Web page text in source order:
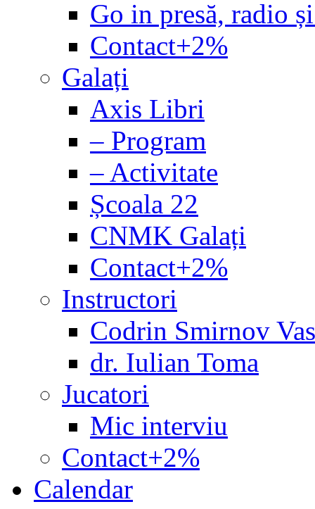
Go in presă, radio
Contact+2%
Galați
Axis Libri
– Program
– Activitate
Școala 22
CNMK Galați
Contact+2%
Instructori
Codrin Smirnov
dr. Iulian Toma
Jucatori
Mic interviu
Contact+2%
Calendar